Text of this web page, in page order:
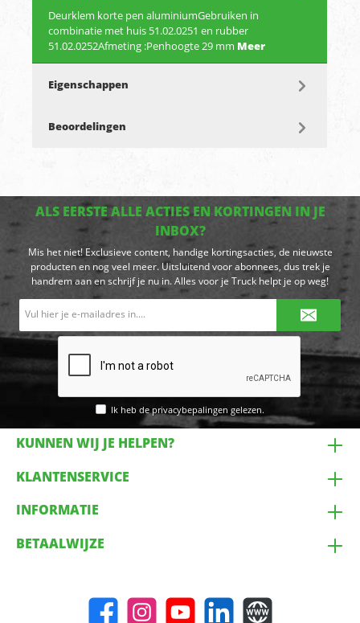
Deurklem korte pen aluminiumGebruiken in
combinatie met huis 51.02.0251 en rubber
51.02.0252Afmeting :Penhoogte 29 mm Meer
Eigenschappen
Beoordelingen
ALS EERSTE ALLE ACTIES EN KORTINGEN IN JE
INBOX?
Mis het niet! Exclusieve content, handige kortingsacties, de nieuwste
producten en nog veel meer. Uitsluitend voor abonnees, dus trek je
handrem aan en schrijf je nu in. Alles voor je Truck helpt je op weg!
Ik heb de privacybepalingen gelezen.
KUNNEN WIJ JE HELPEN?
KLANTENSERVICE
INFORMATIE
BETAALWIJZE